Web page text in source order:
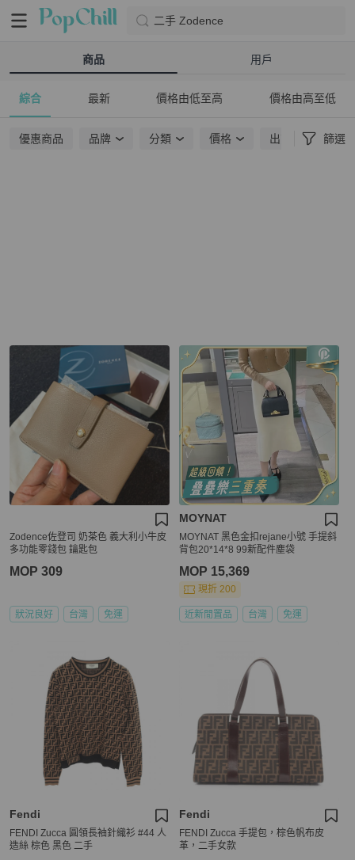
二手 Zodence
商品 用戶
綜合 最新 價格由低至高 價格由高至低
優惠商品 品牌 分類 價格 出貨地點 篩選
Zodence佐登司 奶茶色 義大利小牛皮
多功能零錢包 鑰匙包
MOP 309
狀況良好 台灣 免運
MOYNAT
MOYNAT 黑色金扣rejane小號 手提斜
背包20*14*8 99新配件塵袋
MOP 15,369
現折 200
近新閒置品 台灣 免運
Fendi
FENDI Zucca 圓領長袖針織衫 #44 人
造絲 棕色 黑色 二手
Fendi
FENDI Zucca 手提包，棕色帆布皮
革，二手女款